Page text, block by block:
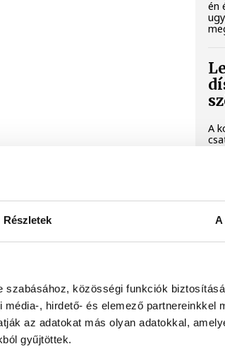
Részletek A
közösségi funkciók
, hirdető- és elemező partnereinkkel
az adatokat más olyan adatokkal,
gyűjtöttek.
én
A